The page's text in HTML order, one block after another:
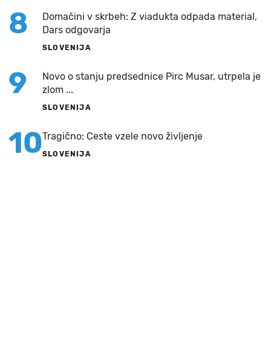
8
Domačini v skrbeh: Z viadukta odpada material,
Dars odgovarja
SLOVENIJA
9
Novo o stanju predsednice Pirc Musar, utrpela je
zlom ...
SLOVENIJA
10Tragično: Ceste vzele novo življenje
SLOVENIJA